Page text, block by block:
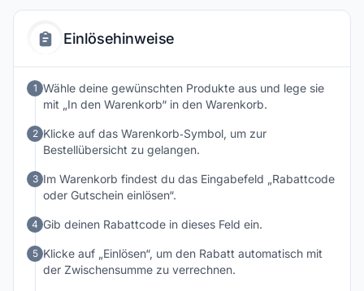
Auswahl. Ergänzt wird das Sortiment durch Geschenkideen
hochwertige Pflegeprodukte auswählen oder sich von
Pflege.
Einlösehinweise
1 Wähle deine gewünschten Produkte aus und lege sie
mit „In den Warenkorb“ in den Warenkorb.
2 Klicke auf das Warenkorb‑Symbol, um zur
Bestellübersicht zu gelangen.
3 Im Warenkorb findest du das Eingabefeld „Rabattcode
oder Gutschein einlösen“.
4 Gib deinen Rabattcode in dieses Feld ein.
5 Klicke auf „Einlösen“, um den Rabatt automatisch mit
der Zwischensumme zu verrechnen.